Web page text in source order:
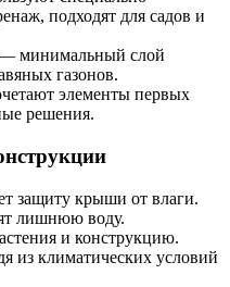
подходят для садов и
минимальный слой
газонов.
элементы первых
решения.
защиту крыши от влаги.
лишнюю воду.
и конструкцию.
из климатических условий